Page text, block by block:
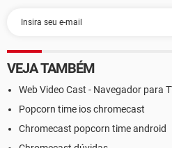
VEJA TAMBÉM
Web Video Cast - Navegador para
Popcorn time ios chromecast
Chromecast popcorn time android